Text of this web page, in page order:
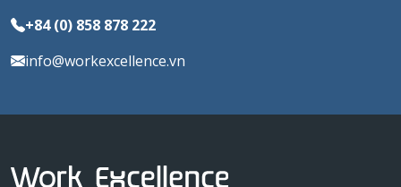
+84 (0) 858 878 222
info@workexcellence.vn